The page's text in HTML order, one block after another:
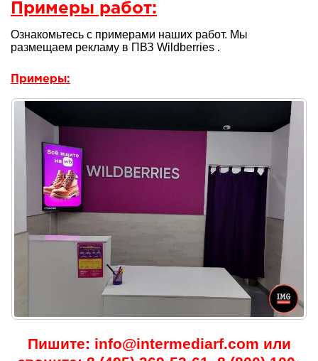
Примеры работ:
Ознакомьтесь с примерами наших работ. Мы
размещаем рекламу в ПВЗ Wildberries .
Примеры:
Пишите: info@intermediarf.com или